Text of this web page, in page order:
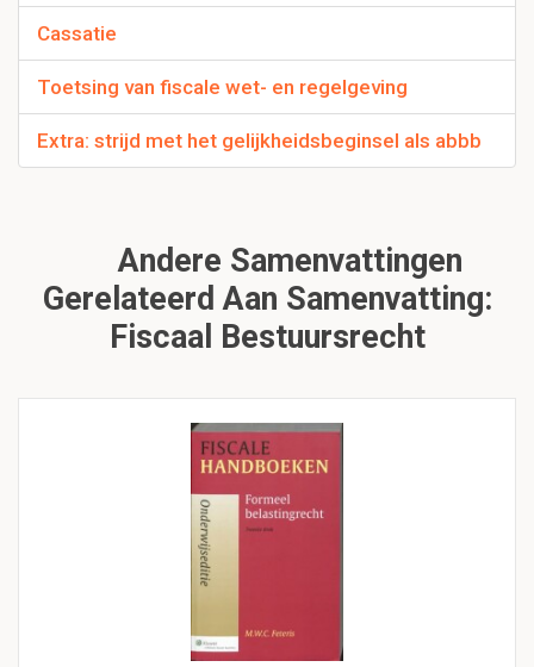
Cassatie
Toetsing van fiscale wet- en regelgeving
Extra: strijd met het gelijkheidsbeginsel als abbb
Andere Samenvattingen
Gerelateerd Aan Samenvatting:
Fiscaal Bestuursrecht